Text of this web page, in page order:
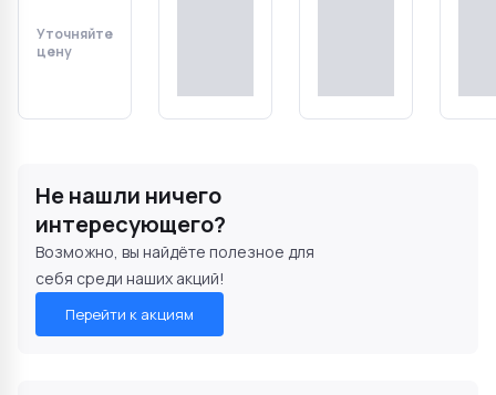
Уточняйте
цену
Не нашли ничего
интересующего?
Возможно, вы найдёте полезное для
себя среди наших акций!
Перейти к акциям